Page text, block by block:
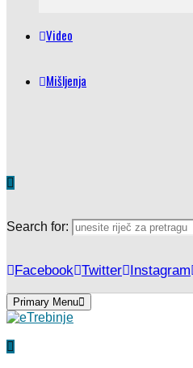
Video
Mišljenja
Search for:
Facebook Twitter Instagram
Primary Menu